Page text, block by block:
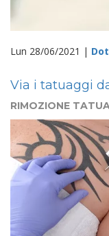
Lun 28/06/2021 |
Via i tatuaggi
RIMOZIONE